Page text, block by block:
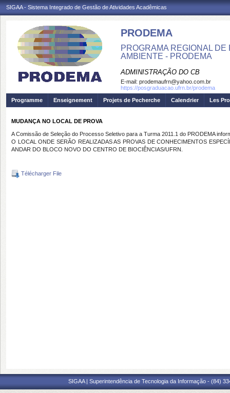
SIGAA - Sistema Integrado de Gestão de Atividades Acadêmicas
PRODEMA
PROGRAMA REGIONAL
AMBIENTE - PRODEMA
ADMINISTRAÇÃO DO CB
E-mail: prodemaufrn@yahoo.com.br
https://posgraduacao.ufrn.br/prodema
Programme
Enseignement Projets de Pecherche Calendrier Les
MUDANÇA NO LOCAL DE PROVA
A Comissão de Seleção do Processo Seletivo para a Turma 2011.1 do PRODEMA
O LOCAL ONDE SERÃO REALIZADAS AS PROVAS DE CONHECIMENTOS
ANDAR DO BLOCO NOVO DO CENTRO DE BIOCIÊNCIAS/UFRN.
Télécharger File
SIGAA | Superintendência de Tecnologia da Informação - (84)